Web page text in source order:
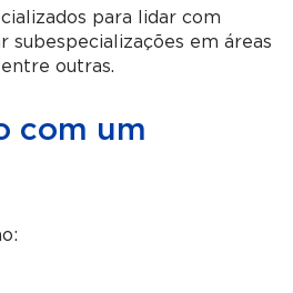
para lidar com
subespecializações em áreas
outras.
com um